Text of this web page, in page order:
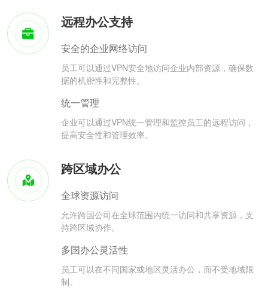
远程办公支持
安全的企业网络访问
员工可以通过VPN安全地访问企业内部资源，确保数
据的机密性和完整性。
统一管理
企业可以通过VPN统一管理和监控员工的远程访问，
提高安全性和管理效率。
跨区域办公
全球资源访问
允许跨国公司在全球范围内统一访问和共享资源，支
持跨区域协作。
多国办公灵活性
员工可以在不同国家或地区灵活办公，而不受地域限
制。